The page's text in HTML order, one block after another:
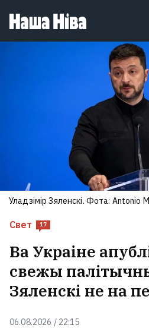
Свет 17
06.08.2026 / 22:15
Ва Украіне
свежы
Зяленскі не на
Уладзімір Зяленскі. Фота: